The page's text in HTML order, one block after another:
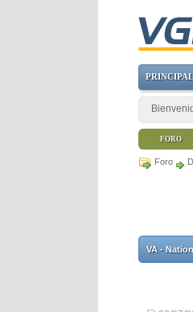
Foro
VA -
PRINCIPAL
FORO